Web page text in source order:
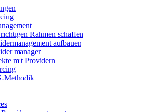
Rahmen schaffen
aufbauen
managen
mit Providern
Methodik